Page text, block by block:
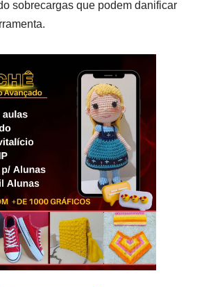
sobrecargas que podem danificar